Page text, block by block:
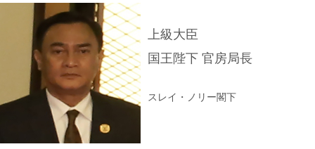
上級大臣
国王陛下 官房局長
スレイ・ノリー閣下